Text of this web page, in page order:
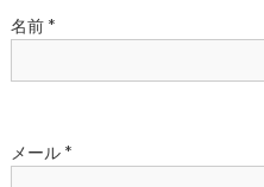
名前 *
メール *